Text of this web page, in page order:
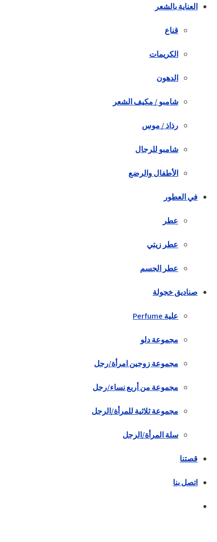
العناية بالشعر
قناع
الكريمات
الدهون
شامبو / مكيف الشعر
رذاذ / موس
شامبو للرجال
الأطفال والرضع
في العطور
عطر
عطر زيتي
عطر الجسم
صناديق خجولة
علية Perfume
مجموعة دلو
مجموعة زوجين امرأة/رجل
مجموعة من أربع نساء/رجل
مجموعة ثلاثية للمرأة/الرجل
سلة المرأة/الرجل
قصتنا
اتصل بنا